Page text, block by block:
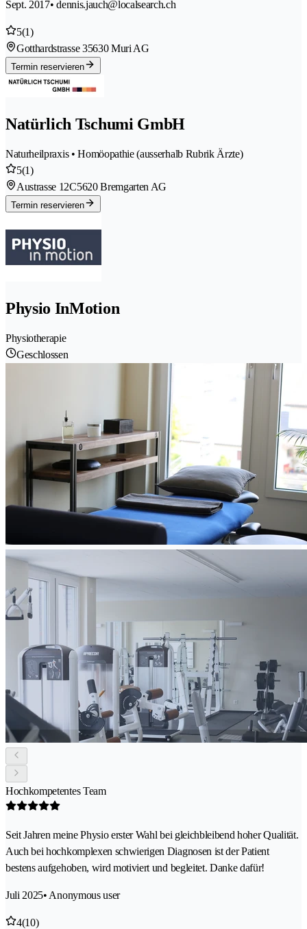
Sept. 2017• dennis.jauch@localsearch.ch
5(1)
Gotthardstrasse 35630 Muri AG
Termin reservieren
Natürlich Tschumi GmbH
Naturheilpraxis • Homöopathie (ausserhalb Rubrik Ärzte)
5(1)
Austrasse 12C5620 Bremgarten AG
Termin reservieren
Physio InMotion
Physiotherapie
Geschlossen
Hochkompetentes Team
Seit Jahren meine Physio erster Wahl bei gleichbleibend hoher Qualität.
Auch bei hochkomplexen schwierigen Diagnosen ist der Patient
bestens aufgehoben, wird motiviert und begleitet. Danke dafür!
Juli 2025• Anonymous user
4(10)